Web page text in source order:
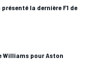
la dernière F1 de
pour Aston